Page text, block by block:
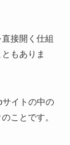
接開く仕組
もありま
イトの中の
ことです。